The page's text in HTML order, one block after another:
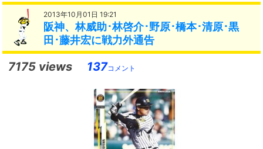
2013年10月01日 19:21
阪神、林威助･林啓介･野原･橋本･清原･黒
田･藤井宏に戦力外通告
7175 views 137コメント